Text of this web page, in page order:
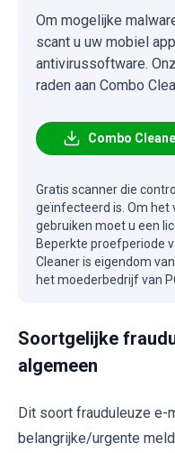
Om mogelijke
scant u uw mobiel
antivirussoftware.
raden aan Combo
Combo
Gratis scanner die
geïnfecteerd is. Om het
gebruiken moet u een
Beperkte proefperiode
Cleaner is eigendom
het moederbedrijf van
Soortgelijke
algemeen
Dit soort frauduleuze e-
belangrijke/urgente